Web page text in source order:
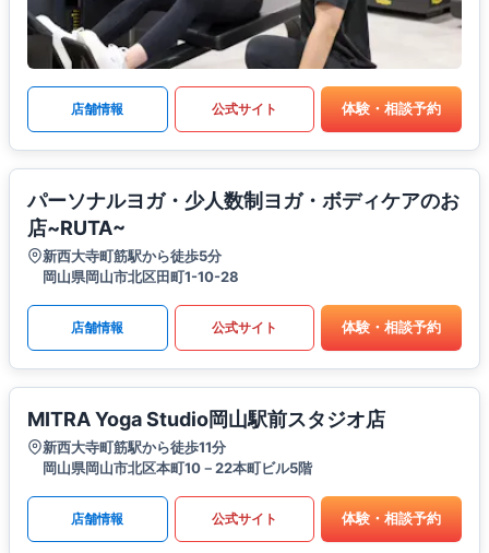
店舗情報 公式サイト 体験・相談予約
パーソナルヨガ・少人数制ヨガ・ボディケアのお
店~RUTA~
新西大寺町筋駅から徒歩5分
岡山県岡山市北区田町1-10-28
店舗情報 公式サイト 体験・相談予約
MITRA Yoga Studio岡山駅前スタジオ店
新西大寺町筋駅から徒歩11分
岡山県岡山市北区本町10－22本町ビル5階
店舗情報 公式サイト 体験・相談予約